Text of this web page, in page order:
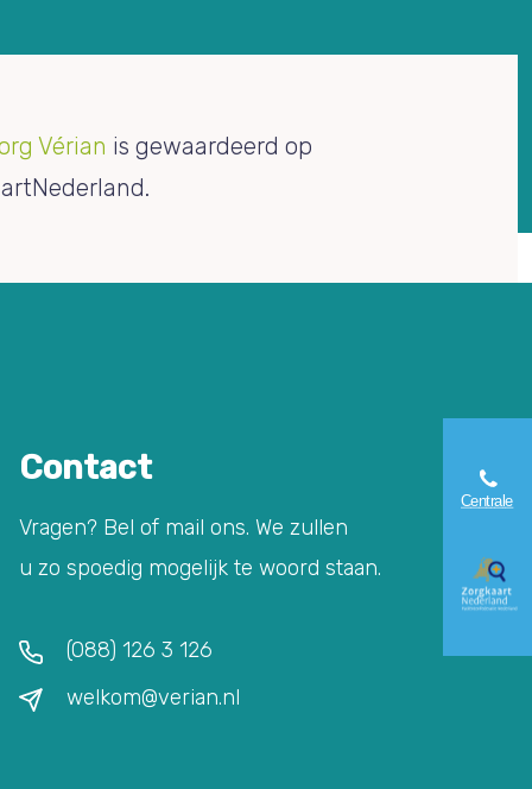
Vérian is gewaardeerd op
Contact
Vragen? Bel of mail ons. We zullen
u zo spoedig mogelijk te woord staan.
(088) 126 3 126
welkom@verian.nl